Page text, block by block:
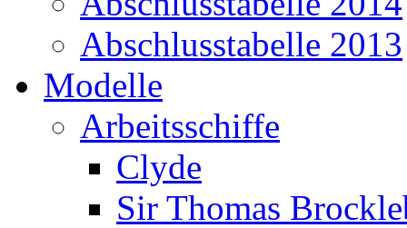
Abschlusstabelle 2013
Modelle
Arbeitsschiffe
Clyde
Sir Thomas